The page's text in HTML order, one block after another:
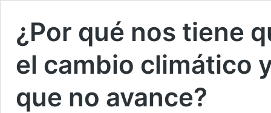
¿Por qué nos tiene
el cambio climático
que no avance?